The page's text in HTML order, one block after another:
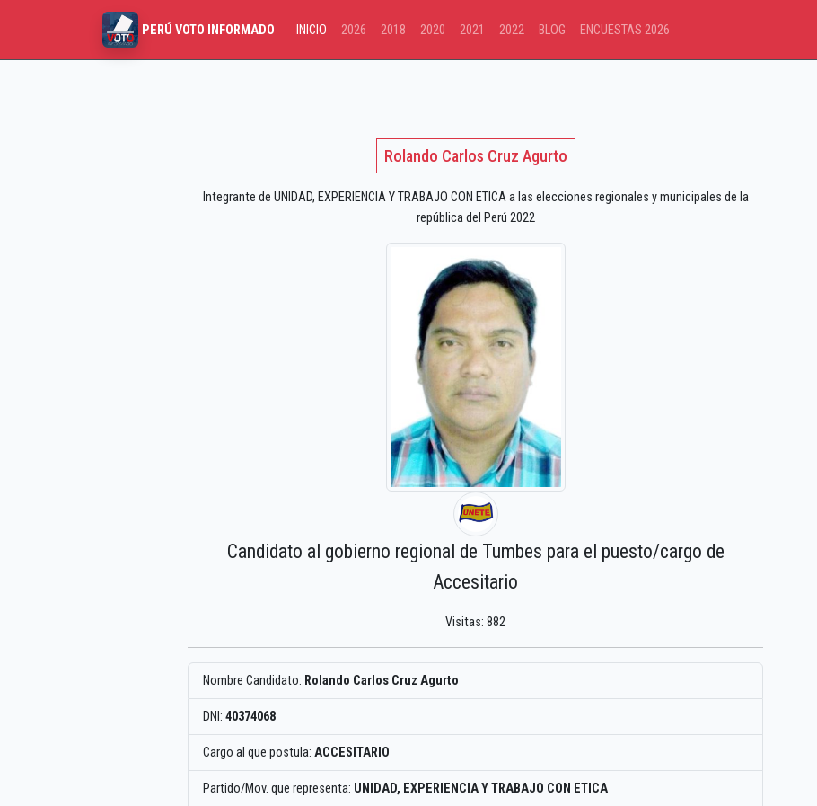
PERÚ VOTO INFORMADO INICIO 2026 2018 2020 2021 2022 BLOG ENCUESTAS 2026
Rolando Carlos Cruz Agurto
Integrante de UNIDAD, EXPERIENCIA Y TRABAJO CON ETICA a las elecciones regionales y municipales de la
república del Perú 2022
Candidato al gobierno regional de Tumbes para el puesto/cargo de
Accesitario
Visitas: 882
Nombre Candidato: Rolando Carlos Cruz Agurto
DNI: 40374068
Cargo al que postula: ACCESITARIO
Partido/Mov. que representa: UNIDAD, EXPERIENCIA Y TRABAJO CON ETICA